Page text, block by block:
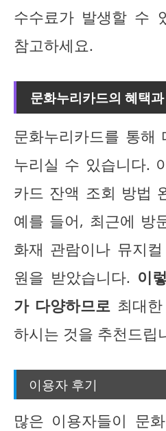
수수료가 발생할 수
참고하세요.
문화누리카드의 혜택
문화누리카드를 통해
누리실 수 있습니다.
카드 잔액 조회 방법
예를 들어, 최근에 방
화재 관람이나 뮤지
원을 받았습니다. 이
가 다양하므로 최대
하시는 것을 추천드립
이용자 후기
많은 이용자들이 문